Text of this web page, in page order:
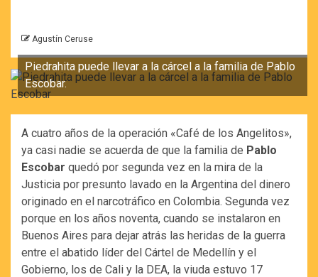
Agustín Ceruse
Piedrahita puede llevar a la cárcel a la familia de Pablo
Escobar.
A cuatro años de la operación «Café de los Angelitos»,
ya casi nadie se acuerda de que la familia de Pablo
Escobar quedó por segunda vez en la mira de la
Justicia por presunto lavado en la Argentina del dinero
originado en el narcotráfico en Colombia. Segunda vez
porque en los años noventa, cuando se instalaron en
Buenos Aires para dejar atrás las heridas de la guerra
entre el abatido líder del Cártel de Medellín y el
Gobierno, los de Cali y la DEA, la viuda estuvo 17